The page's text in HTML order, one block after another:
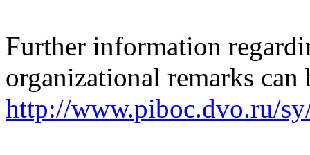
Further information
organizational remarks
http://www.piboc.dvo.ru/